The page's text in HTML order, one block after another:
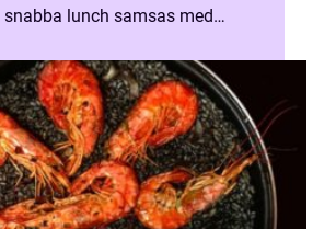
lunch samsas med